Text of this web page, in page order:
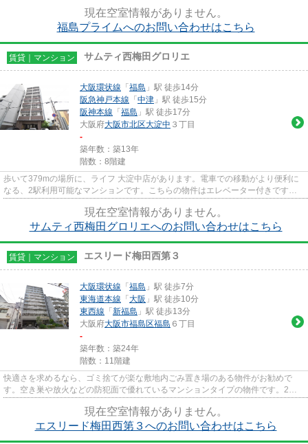
現在空室情報がありません。
福島プライムへのお問い合わせはこちら
賃貸｜マンション サムティ西梅田グロリエ
大阪環状線 「 福島 」駅 徒歩14分
阪急神戸本線 「 中津 」駅 徒歩15分
阪神本線 「 福島 」駅 徒歩17分
大阪府大阪市北区大淀中 ３丁目
-
築年数：築13年
階数：8階建
歩いて379mの場所に、ライフ 大淀中店があります。電車での移動がより便利に
なる、2駅利用可能なマンションです。こちらの物件はエレベーター付きです。
現在空室情報がありません。
サムティ西梅田グロリエへのお問い合わせはこちら
賃貸｜マンション エスリード梅田西第３
大阪環状線 「 福島 」駅 徒歩7分
東海道本線 「 大阪 」駅 徒歩10分
東西線 「 新福島 」駅 徒歩13分
大阪府大阪市福島区福島 ６丁目
-
築年数：築24年
階数：11階建
快適さを求めるなら、ゴミ捨てが楽な敷地内ごみ置き場のある物件がお勧めで
す。空き巣や放火などの防犯面で優れているマンションタイプの物件です。2駅
現在空室情報がありません。
エスリード梅田西第３へのお問い合わせはこちら